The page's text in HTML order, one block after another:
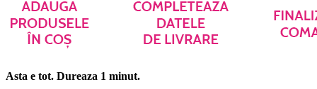
Asta e tot. Dureaza 1 minut.